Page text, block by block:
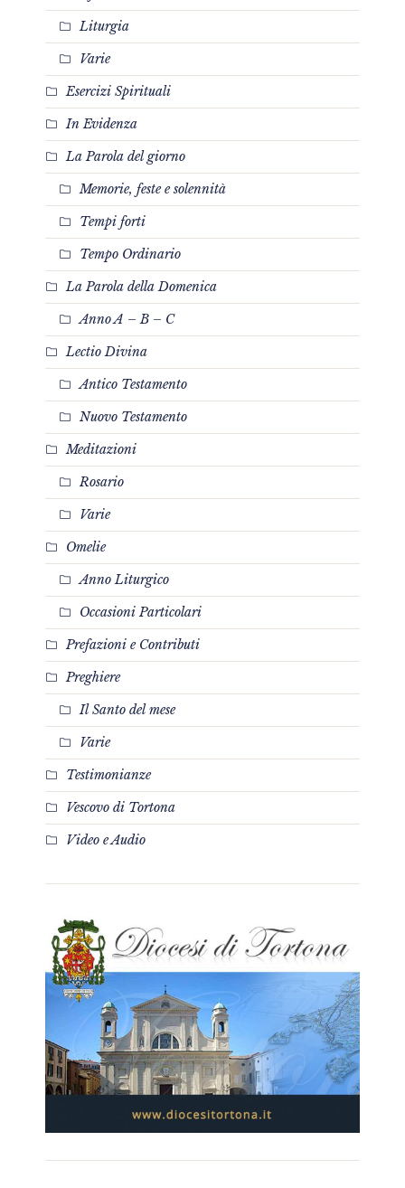
Liturgia
Varie
Esercizi Spirituali
In Evidenza
La Parola del giorno
Memorie, feste e solennità
Tempi forti
Tempo Ordinario
La Parola della Domenica
Anno A – B – C
Lectio Divina
Antico Testamento
Nuovo Testamento
Meditazioni
Rosario
Varie
Omelie
Anno Liturgico
Occasioni Particolari
Prefazioni e Contributi
Preghiere
Il Santo del mese
Varie
Testimonianze
Vescovo di Tortona
Video e Audio